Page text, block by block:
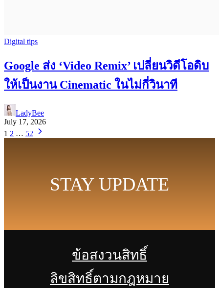
Digital tips
Google ส่ง ‘Video Remix’ เปลี่ยนวิดีโอดิบ
ให้เป็นงาน Cinematic ในไม่กี่วินาที
LadyBee
July 17, 2026
1 2 … 52
STAY UPDATE
ข้อสงวนสิทธิ์
ลิขสิทธิ์ตามกฎหมาย